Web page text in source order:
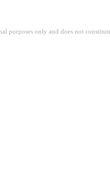
purposes only and does not